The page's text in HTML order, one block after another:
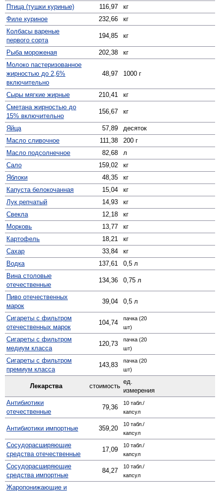
Птица (тушки куриные)
116,97
кг
Филе куриное
232,66
кг
Колбасы вареные
первого сорта
194,85 кг
Рыба мороженая 202,38
кг
Молоко пастеризованное
жирностью до 2,6%
включительно
48,97 1000 г
Сыры мягкие жирные 210,41
кг
Сметана жирностью до
15% включительно
156,67 кг
Яйца 57,89
десяток
Масло сливочное
111,38
200 г
Масло подсолнечное
82,68
л
Сало
159,02
кг
Яблоки
48,35
кг
Капуста белокочанная
15,04
кг
Лук репчатый
14,93
кг
Свекла
12,18
кг
Морковь
13,77
кг
Картофель
18,21
кг
Сахар
33,84
кг
Водка
137,61
0,5 л
Вина столовые
отечественные
134,36 0,75 л
Пиво отечественных
марок
39,04 0,5 л
Сигареты с фильтром
отечественных марок
104,74
пачка (20
шт)
Сигареты с фильтром
медиум класса
120,73
пачка (20
шт)
Сигареты с фильтром
премиум класса
143,83
пачка (20
шт)
Лекарства стоимость
ед.
измерения
Антибиотики
отечественные
79,36
10 табл./
капсул
Антибиотики импортные 359,20
10 табл./
капсул
Сосудо­расширяющие
средства отечественные
17,09
10 табл./
капсул
Сосуд­орасширяющие
средства импортные
84,27
10 табл./
капсул
Жаро­понижающие и